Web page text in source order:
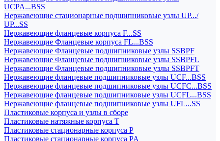
UCPA...BSS
Нержавеющие стационарные подшипниковые узлы UP.../
UP...SS
Нержавеющие фланцевые корпуса F...SS
Нержавеющие Фланцевые корпуса FL...BSS
Нержавеющие Фланцевые подшипниковые узлы SSBPF
Нержавеющие Фланцевые подшипниковые узлы SSBPFL
Нержавеющие Фланцевые подшипниковые узлы SSBPFT
Нержавеющие фланцевые подшипниковые узлы UCF...BSS
Нержавеющие фланцевые подшипниковые узлы UCFC...BSS
Нержавеющие фланцевые подшипниковые узлы UCFL...BSS
Нержавеющие фланцевые подшипниковые узлы UFL...SS
Пластиковые корпуса и узлы в сборе
Пластиковые натяжные корпуса T
Пластиковые стационарные корпуса P
Пластиковые стационарные корпуса PA